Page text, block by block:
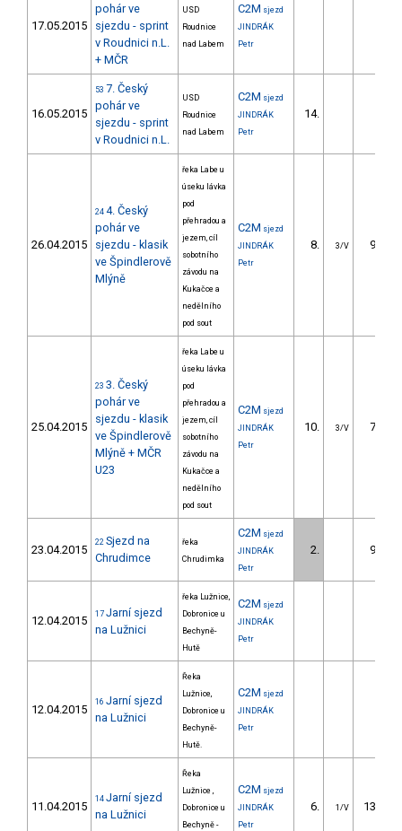
17.05.2015
pohár ve
sjezdu - sprint
v Roudnici n.L.
+ MČR
USD
Roudnice
nad Labem
C2M sjezd
JINDRÁK
Petr
16.05.2015
53 7. Český
pohár ve
sjezdu - sprint
v Roudnici n.L.
USD
Roudnice
nad Labem
C2M sjezd
JINDRÁK
Petr
14.
26.04.2015
24 4. Český
pohár ve
sjezdu - klasik
ve Špindlerově
Mlýně
řeka Labe u
úseku lávka
pod
přehradou a
jezem, cíl
sobotního
závodu na
Kukačce a
nedělního
pod sout
C2M sjezd
JINDRÁK
Petr
8. 3/V 98.30
25.04.2015
23 3. Český
pohár ve
sjezdu - klasik
ve Špindlerově
Mlýně + MČR
U23
řeka Labe u
úseku lávka
pod
přehradou a
jezem, cíl
sobotního
závodu na
Kukačce a
nedělního
pod sout
C2M sjezd
JINDRÁK
Petr
10. 3/V 79.80
23.04.2015
22 Sjezd na
Chrudimce
řeka
Chrudimka
C2M sjezd
JINDRÁK
Petr
2. 95.90
12.04.2015 17 Jarní sjezd
na Lužnici
řeka Lužnice,
Dobronice u
Bechyně-
Hutě
C2M sjezd
JINDRÁK
Petr
12.04.2015
16 Jarní sjezd
na Lužnici
Řeka
Lužnice,
Dobronice u
Bechyně-
Hutě.
C2M sjezd
JINDRÁK
Petr
11.04.2015
14 Jarní sjezd
na Lužnici
Řeka
Lužnice ,
Dobronice u
Bechyně -
C2M sjezd
JINDRÁK
Petr
6. 1/V 135.00